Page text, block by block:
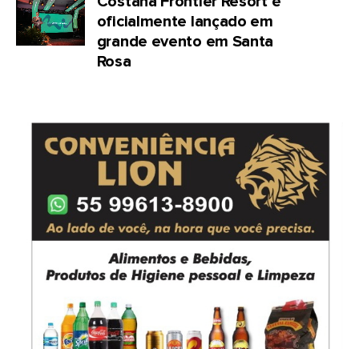
oficialmente lançado em
grande evento em Santa
Rosa